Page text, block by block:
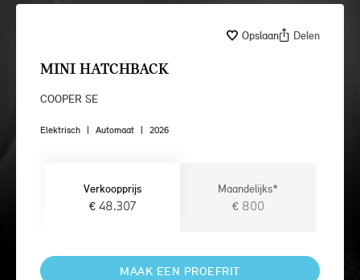
Opslaan Delen
MINI HATCHBACK
COOPER SE
Elektrisch | Automaat | 2026
Verkoopprijs
€ 48.307
Maandelijks*
€ 800
MAAK EEN PROEFRIT